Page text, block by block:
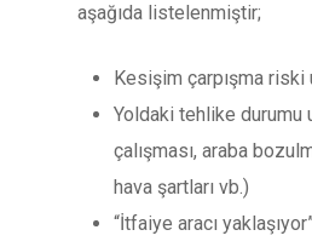
aşağıda listelenmiştir;
Kesişim çarpışma riski
Yoldaki tehlike durumu
çalışması, araba
hava şartları vb.)
“İtfaiye aracı